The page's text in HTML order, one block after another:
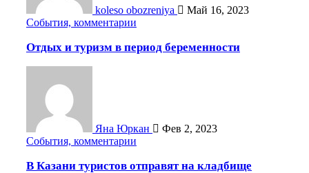
koleso obozreniya
Май 16, 2023
События, комментарии
Отдых и туризм в период беременности
Яна Юркан
Фев 2, 2023
События, комментарии
В Казани туристов отправят на кладбище